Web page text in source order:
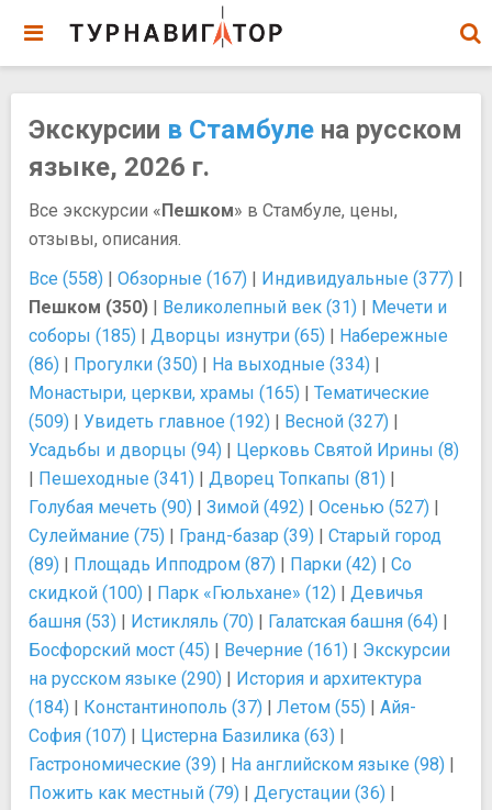
Экскурсии в Стамбуле на русском
языке, 2026 г.
Все экскурсии «Пешком» в Стамбуле, цены,
отзывы, описания.
Все (558) | Обзорные (167) | Индивидуальные (377) |
Пешком (350) | Великолепный век (31) | Мечети и
соборы (185) | Дворцы изнутри (65) | Набережные
(86) | Прогулки (350) | На выходные (334) |
Монастыри, церкви, храмы (165) | Тематические
(509) | Увидеть главное (192) | Весной (327) |
Усадьбы и дворцы (94) | Церковь Святой Ирины (8)
| Пешеходные (341) | Дворец Топкапы (81) |
Голубая мечеть (90) | Зимой (492) | Осенью (527) |
Сулеймание (75) | Гранд-базар (39) | Старый город
(89) | Площадь Ипподром (87) | Парки (42) | Со
скидкой (100) | Парк «Гюльхане» (12) | Девичья
башня (53) | Истикляль (70) | Галатская башня (64) |
Босфорский мост (45) | Вечерние (161) | Экскурсии
на русском языке (290) | История и архитектура
(184) | Константинополь (37) | Летом (55) | Айя-
София (107) | Цистерна Базилика (63) |
Гастрономические (39) | На английском языке (98) |
Пожить как местный (79) | Дегустации (36) |